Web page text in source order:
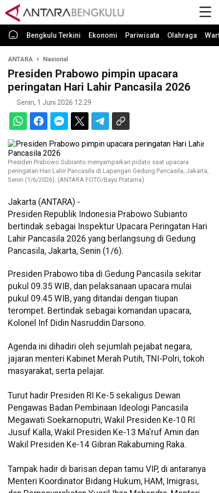
Bengkulu Terkini Ekonomi Pariwisata Olahraga
ANTARA Nasional
Presiden Prabowo pimpin upacara
peringatan Hari Lahir Pancasila 2026
Senin, 1 Juni 2026 12:29
Presiden Prabowo Subianto menyampaikan pidato saat upacara
peringatan Hari Lahir Pancasila di Lapangan Gedung Pancasila, Jakarta,
Senin (1/6/2026). (ANTARA FOTO/Bayu Pratama)
Jakarta (ANTARA) -
Presiden Republik Indonesia Prabowo Subianto
bertindak sebagai Inspektur Upacara Peringatan Hari
Lahir Pancasila 2026 yang berlangsung di Gedung
Pancasila, Jakarta, Senin (1/6).
Presiden Prabowo tiba di Gedung Pancasila sekitar
pukul 09.35 WIB, dan pelaksanaan upacara mulai
pukul 09.45 WIB, yang ditandai dengan tiupan
terompet. Bertindak sebagai komandan upacara,
Kolonel Inf Didin Nasruddin Darsono.
Agenda ini dihadiri oleh sejumlah pejabat negara,
jajaran menteri Kabinet Merah Putih, TNI-Polri, tokoh
masyarakat, serta pelajar.
Turut hadir Presiden RI Ke-5 sekaligus Dewan
Pengawas Badan Pembinaan Ideologi Pancasila
Megawati Soekarnoputri, Wakil Presiden Ke-10 RI
Jusuf Kalla, Wakil Presiden Ke-13 Ma'ruf Amin dan
Wakil Presiden Ke-14 Gibran Rakabuming Raka.
Tampak hadir di barisan depan tamu VIP, di antaranya
Menteri Koordinator Bidang Hukum, HAM, Imigrasi,